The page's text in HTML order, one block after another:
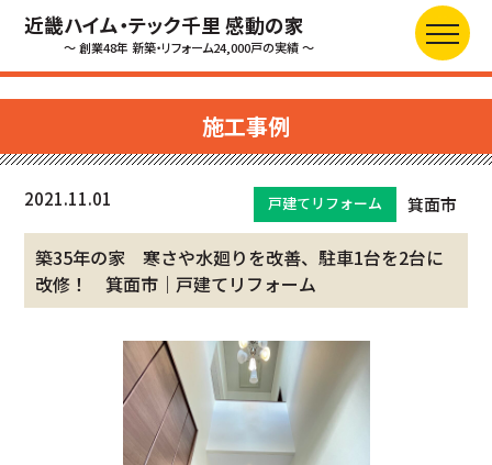
近畿ハイム・テック千里 感動の家
～ 創業48年 新築・リフォーム24,000戸の実績 ～
施工事例
2021.11.01 戸建てリフォーム 箕面市
築35年の家 寒さや水廻りを改善、駐車1台を2台に
改修！ 箕面市｜戸建てリフォーム